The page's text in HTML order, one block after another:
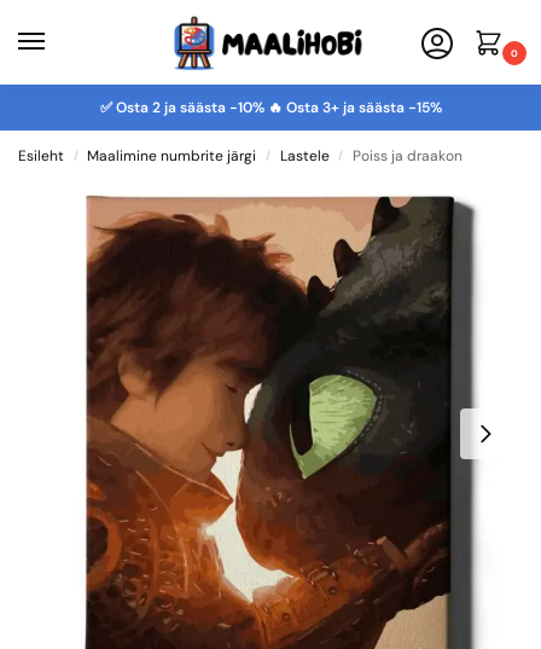
0
✅ Osta 2 ja säästa -10% 🔥 Osta 3+ ja säästa -15%
Esileht / Maalimine numbrite järgi / Lastele / Poiss ja draakon